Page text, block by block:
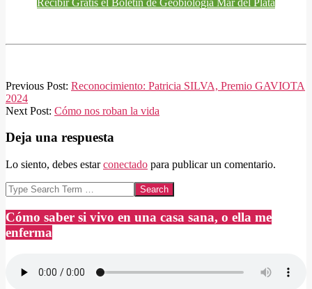
2025-
05-
16
Previous Post: Reconocimiento: Patricia SILVA, Premio GAVIOTA
2024
Next Post: Cómo nos roban la vida
Deja una respuesta
Lo siento, debes estarconectado para publicar un comentario.
Search
Cómo saber si vivo en una casa sana, o ella me
enferma